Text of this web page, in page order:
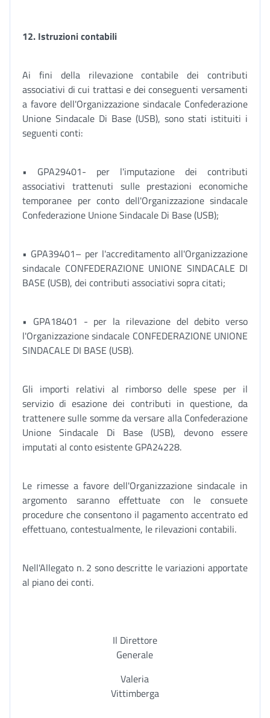
12. Istruzioni contabili
Ai fini della rilevazione contabile dei contributi
associativi di cui trattasi e dei conseguenti versamenti
a favore dell'Organizzazione sindacale Confederazione
Unione Sindacale Di Base (USB), sono stati istituiti i
seguenti conti:
• GPA29401- per l'imputazione dei contributi
associativi trattenuti sulle prestazioni economiche
temporanee per conto dell'Organizzazione sindacale
Confederazione Unione Sindacale Di Base (USB);
• GPA39401– per l'accreditamento all'Organizzazione
sindacale CONFEDERAZIONE UNIONE SINDACALE DI
BASE (USB), dei contributi associativi sopra citati;
• GPA18401 - per la rilevazione del debito verso
l'Organizzazione sindacale CONFEDERAZIONE UNIONE
SINDACALE DI BASE (USB).
Gli importi relativi al rimborso delle spese per il
servizio di esazione dei contributi in questione, da
trattenere sulle somme da versare alla Confederazione
Unione Sindacale Di Base (USB), devono essere
imputati al conto esistente GPA24228.
Le rimesse a favore dell'Organizzazione sindacale in
argomento saranno effettuate con le consuete
procedure che consentono il pagamento accentrato ed
effettuano, contestualmente, le rilevazioni contabili.
Nell'Allegato n. 2 sono descritte le variazioni apportate
al piano dei conti.
Il Direttore
Generale
Valeria
Vittimberga